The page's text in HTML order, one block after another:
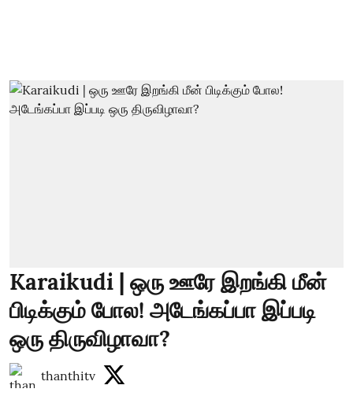
Karaikudi | ஒரு ஊரே இறங்கி மீன்
பிடிக்கும் போல! அடேங்கப்பா இப்படி
ஒரு திருவிழாவா?
thanthitv